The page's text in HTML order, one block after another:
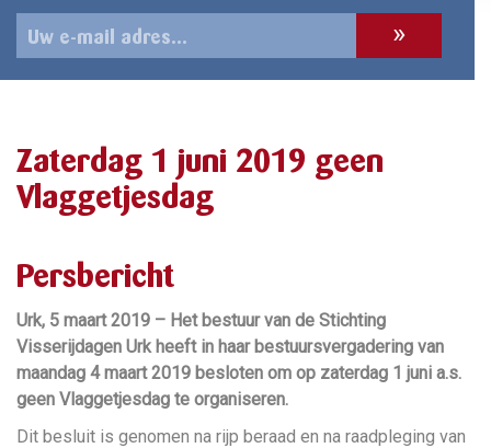
Zaterdag 1 juni 2019 geen
Vlaggetjesdag
Persbericht
Urk, 5 maart 2019 – Het bestuur van de Stichting
Visserijdagen Urk heeft in haar bestuursvergadering van
maandag 4 maart 2019 besloten om op zaterdag 1 juni a.s.
geen Vlaggetjesdag te organiseren.
Dit besluit is genomen na rijp beraad en na raadpleging van